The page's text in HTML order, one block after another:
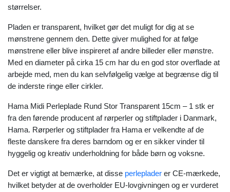
størrelser.
Pladen er transparent, hvilket gør det muligt for dig at se
mønstrene gennem den. Dette giver mulighed for at følge
mønstrene eller blive inspireret af andre billeder eller mønstre.
Med en diameter på cirka 15 cm har du en god stor overflade at
arbejde med, men du kan selvfølgelig vælge at begrænse dig til
de inderste ringe eller cirkler.
Hama Midi Perleplade Rund Stor Transparent 15cm – 1 stk er
fra den førende producent af rørperler og stiftplader i Danmark,
Hama. Rørperler og stiftplader fra Hama er velkendte af de
fleste danskere fra deres barndom og er en sikker vinder til
hyggelig og kreativ underholdning for både børn og voksne.
Det er vigtigt at bemærke, at disse perleplader er CE-mærkede,
hvilket betyder at de overholder EU-lovgivningen og er vurderet